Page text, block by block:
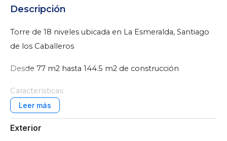
Descripción
Torre de 18 niveles ubicada en La Esmeralda, Santiago
de los Caballeros
Desde 77 m2 hasta 144.5 m2 de construcción
Características:
1 y 2 habitaciones
Exterior